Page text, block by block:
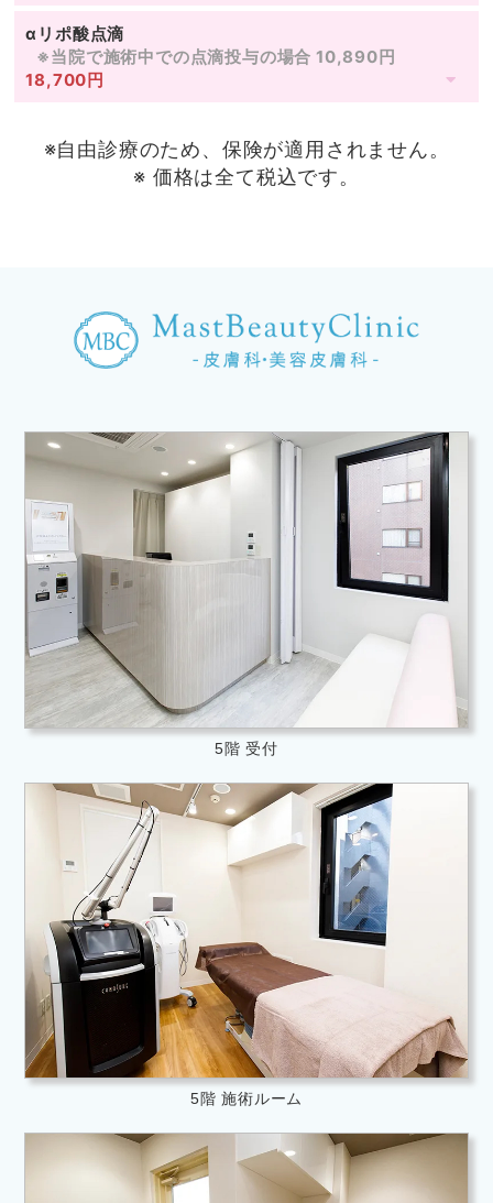
αリポ酸点滴
※当院で施術中での点滴投与の場合 10,890円
18,700円
※自由診療のため、保険が適用されません。
※ 価格は全て税込です。
5階 受付
5階 施術ルーム